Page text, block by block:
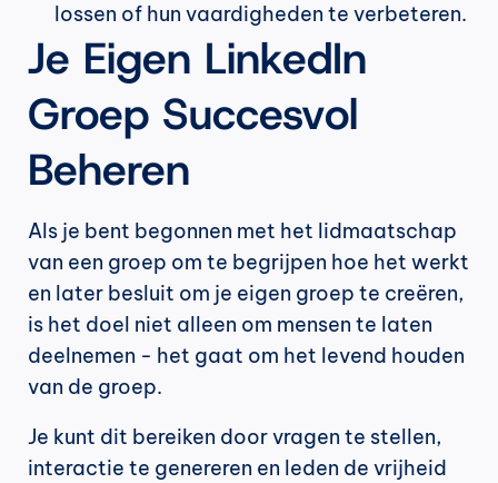
lossen of hun vaardigheden te verbeteren.
Je Eigen LinkedIn
Groep Succesvol
Beheren
Als je bent begonnen met het lidmaatschap
van een groep om te begrijpen hoe het werkt
en later besluit om je eigen groep te creëren,
is het doel niet alleen om mensen te laten
deelnemen - het gaat om het levend houden
van de groep.
Je kunt dit bereiken door vragen te stellen,
interactie te genereren en leden de vrijheid